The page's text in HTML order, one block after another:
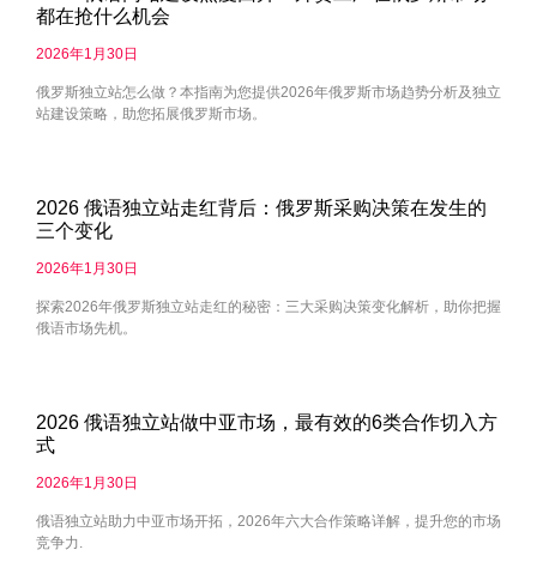
都在抢什么机会
2026年1月30日
俄罗斯独立站怎么做？本指南为您提供2026年俄罗斯市场趋势分析及独立
站建设策略，助您拓展俄罗斯市场。
2026 俄语独立站走红背后：俄罗斯采购决策在发生的
三个变化
2026年1月30日
探索2026年俄罗斯独立站走红的秘密：三大采购决策变化解析，助你把握
俄语市场先机。
2026 俄语独立站做中亚市场，最有效的6类合作切入方
式
2026年1月30日
俄语独立站助力中亚市场开拓，2026年六大合作策略详解，提升您的市场
竞争力.